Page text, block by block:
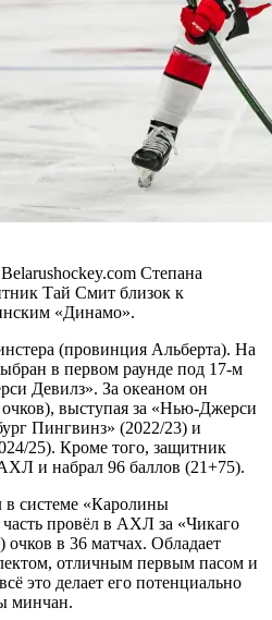
Степана
Тай Смит близок к
«Динамо».
(провинция Альберта). На
в первом раунде под 17-м
Девилз». За океаном он
выступая за «Нью-Джерси
Пингвинз» (2022/23) и
25). Кроме того, защитник
и набрал 96 баллов (21+75).
системе «Каролины
провёл в АХЛ за «Чикаго
очков в 36 матчах. Обладает
отличным первым пасом и
это делает его потенциально
минчан.